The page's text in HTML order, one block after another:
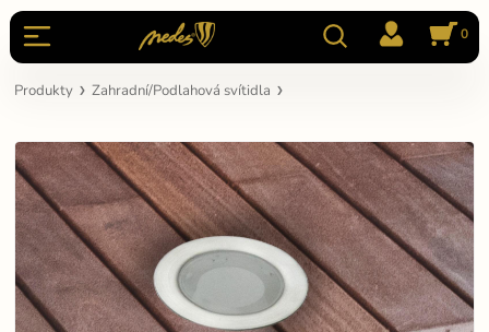
0
Produkty Zahradní/Podlahová svítidla